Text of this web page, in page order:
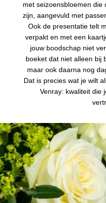
met seizoensbloemen
zijn, aangevuld met
Ook de presentatie telt
verpakt en met een
jouw boodschap niet
boeket dat niet alleen bij
maar ook daarna nog
Dat is precies wat je wilt
Venray: kwaliteit die